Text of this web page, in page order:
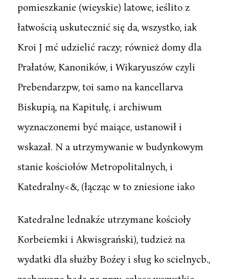
pomieszkanie (wieyskie) latowe, ieślito z
łatwością uskutecznić się da, wszystko, iak
Kroi J mć udzielić raczy; również domy dla
Prałatów, Kanoników, i Wikaryuszów czyli
Prebendarzpw, toi samo na kancellarva
Biskupią, na Kapitułę, i archiwum
wyznaczonemi być maiące, ustanowił i
wskazał. N a utrzymywanie w budynkowym
stanie kościołów Metropolitalnych, i
Katedralny<&, (łącząc w to zniesione iako
Katedralne lednakźe utrzymane kościoły
Korbeiemki i Akwisgrański), tudzież na
wydatki dla służby Boźey i sług ko scielnycb.,